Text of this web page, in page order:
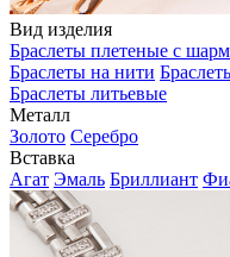
Вид изделия
Браслеты плетеные с
Браслеты на нити
Браслеты литьевые
Металл
Золото Серебро
Вставка
Агат Эмаль Бриллиант